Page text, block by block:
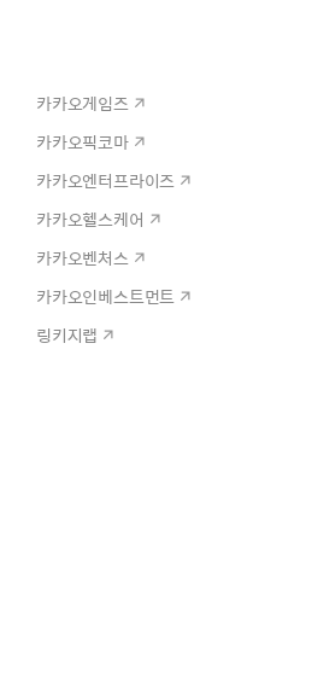
카카오게임즈
카카오픽코마
카카오엔터프라이즈
카카오헬스케어
카카오벤처스
카카오인베스트먼트
링키지랩